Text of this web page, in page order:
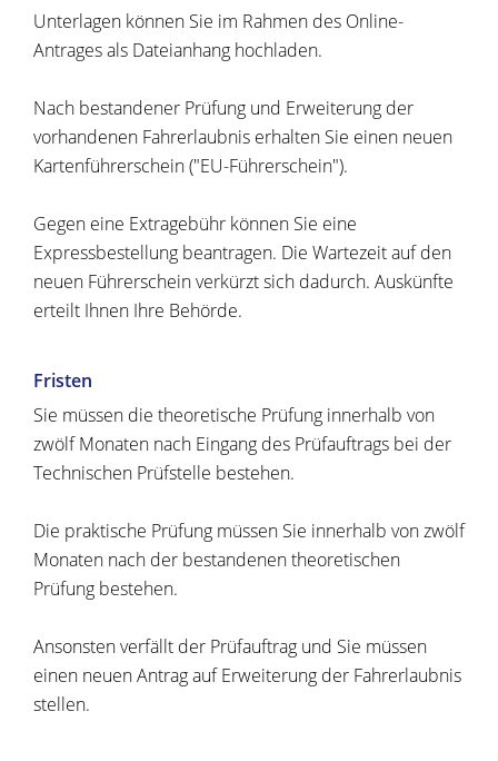
Unterlagen können Sie im Rahmen des Online-
Antrages als Dateianhang hochladen.
Nach bestandener Prüfung und Erweiterung der
vorhandenen Fahrerlaubnis erhalten Sie einen neuen
Kartenführerschein ("EU-Führerschein").
Gegen eine Extragebühr können Sie eine
Expressbestellung beantragen. Die Wartezeit auf den
neuen Führerschein verkürzt sich dadurch. Auskünfte
erteilt Ihnen Ihre Behörde.
Fristen
Sie müssen die theoretische Prüfung innerhalb von
zwölf Monaten nach Eingang des Prüfauftrags bei der
Technischen Prüfstelle bestehen.
Die praktische Prüfung müssen Sie innerhalb von zwölf
Monaten nach der bestandenen theoretischen
Prüfung bestehen.
Ansonsten verfällt der Prüfauftrag und Sie müssen
einen neuen Antrag auf Erweiterung der Fahrerlaubnis
stellen.